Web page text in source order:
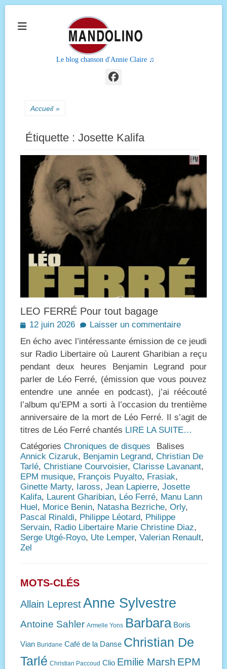
Le blog chanson d'Annie Claire ♫
Facebook
Accueil »
Étiquette : Josette Kalifa
LEO FERRÉ Pour tout bagage
Posted
12 juin 2026
Laisser un commentaire
En écho avec l’intéressante émission de ce jeudi
sur Radio Libertaire où Laurent Gharibian a reçu
pendant deux heures Benjamin Legrand pour
parler de Léo Ferré, (émission que vous pouvez
entendre une année en podcast), j’ai réécouté
l’album qu’EPM a sorti à l’occasion du trentième
anniversaire de la mort de Léo Ferré. Il s’agit de
titres de Léo Ferré chantés LIRE LA SUITE…
Catégories Chroniques de disques
Balises
Annick Cizaruk, Benjamin Legrand, Christian De
Tarlé, Christiane Courvoisier, Clarisse Lavanant,
EPM musique, François Puyalto, Frasiak,
Ginette Marty, Iaross, Jean Lapierre, Josette
Kalifa, Laurent Gharibian, Léo Ferré, Manu Lann
Huel , Morice Benin, Natasha Bezriche, Orly,
Pascal Rinaldi, Philippe Léotard, Philippe
Servain, Radio Libertaire Marie Christine Diaz,
Serge Utgé-Royo, Ute Lemper, Valerian Renault,
Zel
MOTS-CLÉS
Allain LeprestAnne Sylvestre
Antoine Sahler Armelle Yons Barbara Boris
Vian Buridane Café de la Danse Christian De
Tarlé Christian Paccoud Clio Emilie Marsh EPM